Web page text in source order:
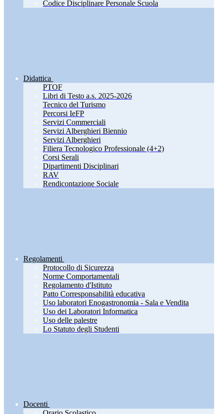
Codice Disciplinare Personale Scuola
Didattica
PTOF
Libri di Testo a.s. 2025-2026
Tecnico del Turismo
Percorsi IeFP
Servizi Commerciali
Servizi Alberghieri Biennio
Servizi Alberghieri
Filiera Tecnologico Professionale (4+2)
Corsi Serali
Dipartimenti Disciplinari
RAV
Rendicontazione Sociale
Regolamenti
Protocollo di Sicurezza
Norme Comportamentali
Regolamento d'Istituto
Patto Corresponsabilità educativa
Uso laboratori Enogastronomia - Sala e Vendita
Uso dei Laboratori Informatica
Uso delle palestre
Lo Statuto degli Studenti
Docenti